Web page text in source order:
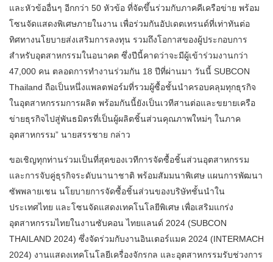
และหัวข้ออื่นๆ อีกกว่า 50 หัวข้อ ที่จัดขึ้นร่วมกับภาคคีเครือข่าย พร้อม
โซนจัดแสดงพิเศษภายในงาน เพื่อร่วมกันอัปเดตเทรนด์ที่เท่าทันต่อ
ทิศทางนโยบายส่งเสริมการลงทุน รวมถึงโอกาสของผู้ประกอบการ
สำหรับอุตสาหกรรมในอนาคต ซึ่งปีนี้คาดว่าจะมีผู้เข้าร่วมงานกว่า
47,000 คน ตลอดการทำงานร่วมกัน 18 ปีที่ผ่านมา วันนี้ SUBCON
Thailand ถือเป็นหนึ่งแพลตฟอร์มที่รวมผู้ซื้อชั้นนำครอบคลุมทุกธุรกิจ
ในอุตสาหกรรมการผลิต พร้อมกันนี้ยังเป็นเวทีสานต่อและขยายเครือ
ข่ายธุรกิจไปสู่พันธมิตรที่เป็นผู้ผลิตชิ้นส่วนคุณภาพใหม่ๆ ในภาค
อุตสาหกรรม” นายสรรชาย กล่าว
ขอเชิญทุกท่านร่วมเป็นที่สุดของเวทีการจัดซื้อชิ้นส่วนอุตสาหกรรม
และการจับคู่ธุรกิจระดับนานาชาติ พร้อมสัมมนาพิเศษ แผนการพัฒนา
ซัพพลายเชน นโยบายการจัดซื้อชิ้นส่วนของบริษัทชั้นนำใน
ประเทศไทย และโซนจัดแสดงเทคโนโลยีพิเศษ เพื่อเสริมแกร่ง
อุตสาหกรรมไทยในงานซับคอน ไทยแลนด์ 2024 (SUBCON
THAILAND 2024) ซึ่งจัดร่วมกับงานอินเตอร์แมค 2024 (INTERMACH
2024) งานแสดงเทคโนโลยีเครื่องจักรกล และอุตสาหกรรมรับช่วงการ